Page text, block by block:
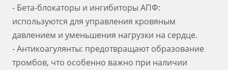
- Бета-блокаторы и ингибиторы АПФ:
используются для управления кровяным
давлением и уменьшения нагрузки на сердце.
- Антикоагулянты: предотвращают образование
тромбов, что особенно важно при наличии